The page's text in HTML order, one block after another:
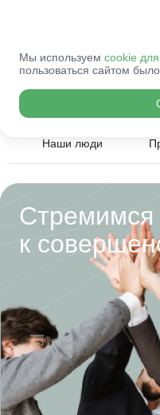
Мы используем cookie
пользоваться сайтом
Главная Компания
О компании
Наши люди
Стремимся
к